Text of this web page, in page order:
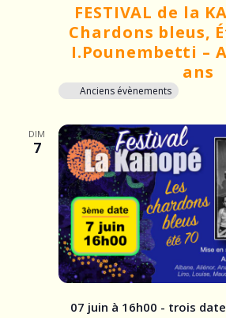
FESTIVAL de la
Chardons bleus,
I.Pounembetti –
ans
Anciens évènements
DIM
7
07 juin à 16h00 - trois